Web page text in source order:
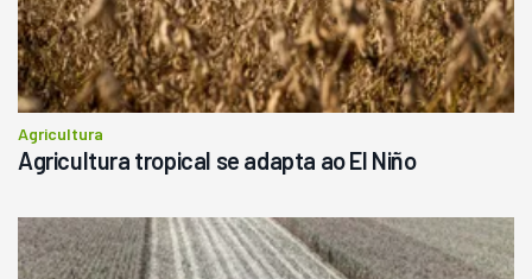
Consultar
Agricultura
Agricultura tropical se adapta ao El Niño